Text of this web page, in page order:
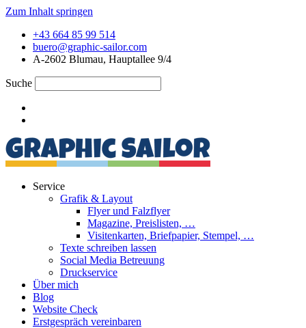
Zum Inhalt springen
+43 664 85 99 514
buero@graphic-sailor.com
A-2602 Blumau, Hauptallee 9/4
Suche
Service
Grafik & Layout
Flyer und Falzflyer
Magazine, Preislisten, …
Visitenkarten, Briefpapier, Stempel, …
Texte schreiben lassen
Social Media Betreuung
Druckservice
Über mich
Blog
Website Check
Erstgespräch vereinbaren